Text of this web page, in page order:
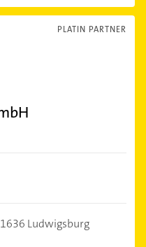
PLATIN PARTNER
Ludwigsburg